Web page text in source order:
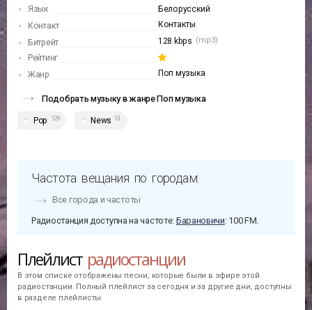
Язык
Белорусский
Контакт
Контакты
Битрейт
128 kbps (mp3)
Рейтинг
Жанр
Поп музыка
Подобрать музыку в жанре Поп музыка
Pop 129 News 13
Частота вещания по городам:
Все города и частоты
Радиостанция доступна на частоте: Барановичи: 100 FM.
Плейлист радиостанции
В этом списке отображены песни, которые были в эфире этой
радиостанции. Полный плейлист за сегодня и за другие дни, доступны
в разделе плейлисты